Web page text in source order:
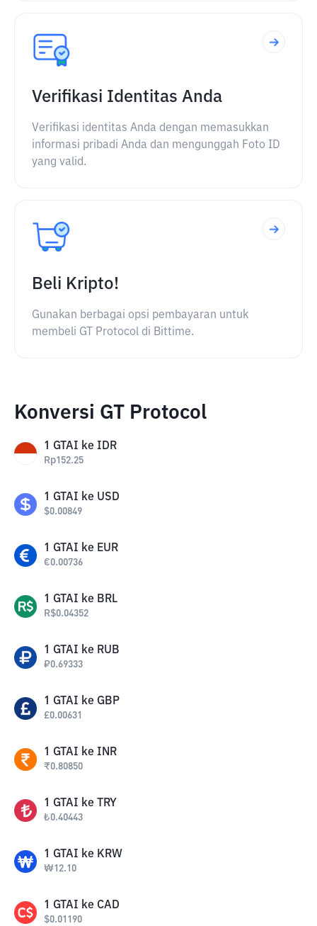
Verifikasi Identitas Anda
Verifikasi identitas Anda dengan memasukkan
informasi pribadi Anda dan mengunggah Foto ID
yang valid.
Beli Kripto!
Gunakan berbagai opsi pembayaran untuk
membeli GT Protocol di Bittime.
Konversi GT Protocol
1 GTAI ke IDR
Rp152.25
1 GTAI ke USD
$0.00849
1 GTAI ke EUR
€0.00736
1 GTAI ke BRL
R$0.04352
1 GTAI ke RUB
₽0.69333
1 GTAI ke GBP
£0.00631
1 GTAI ke INR
₹0.80850
1 GTAI ke TRY
₺0.40443
1 GTAI ke KRW
₩12.10
1 GTAI ke CAD
$0.01190